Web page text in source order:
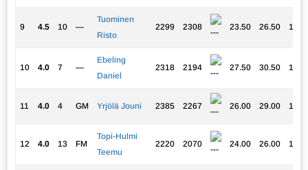
9 4.5 10 —
Tuominen
Risto
2299 2308 23.50 26.50
10 4.0 7 —
Ebeling
Daniel
2318 2194 27.50 30.50
11 4.0 4 GM Yrjölä Jouni 2385 2267 26.00 29.00
12 4.0 13 FM
Topi-Hulmi
Teemu
2220 2070 24.00 26.00